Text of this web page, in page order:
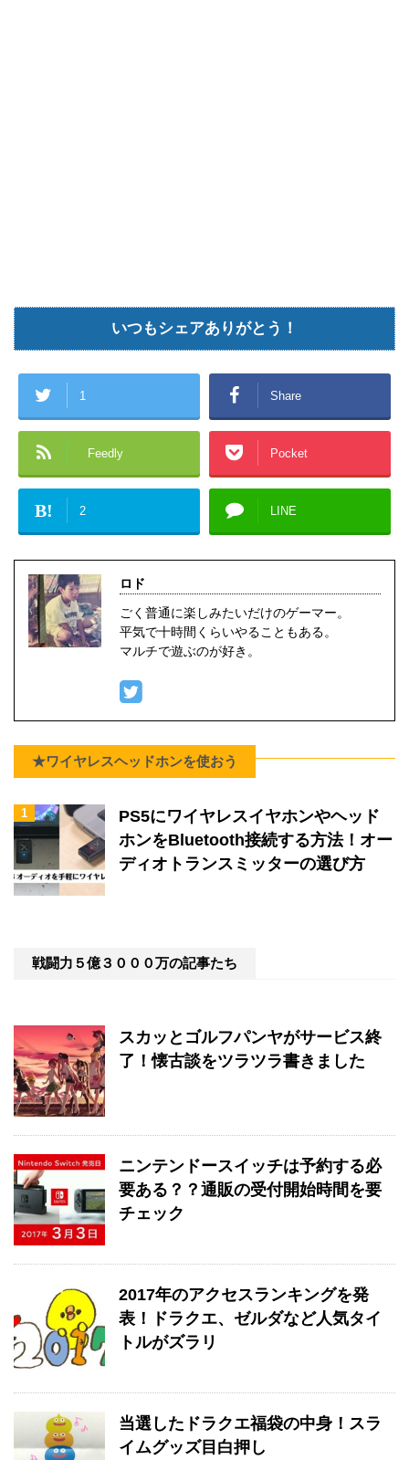
いつもシェアありがとう！
1 Share
Feedly Pocket
B! 2 LINE
ロド
ごく普通に楽しみたいだけのゲーマー。
平気で十時間くらいやることもある。
マルチで遊ぶのが好き。
★ワイヤレスヘッドホンを使おう
1
PS5にワイヤレスイヤホンやヘッド
ホンをBluetooth接続する方法！オー
ディオトランスミッターの選び方
戦闘力５億３０００万の記事たち
スカッとゴルフパンヤがサービス終
了！懐古談をツラツラ書きました
ニンテンドースイッチは予約する必
要ある？？通販の受付開始時間を要
チェック
2017年のアクセスランキングを発
表！ドラクエ、ゼルダなど人気タイ
トルがズラリ
当選したドラクエ福袋の中身！スラ
イムグッズ目白押し